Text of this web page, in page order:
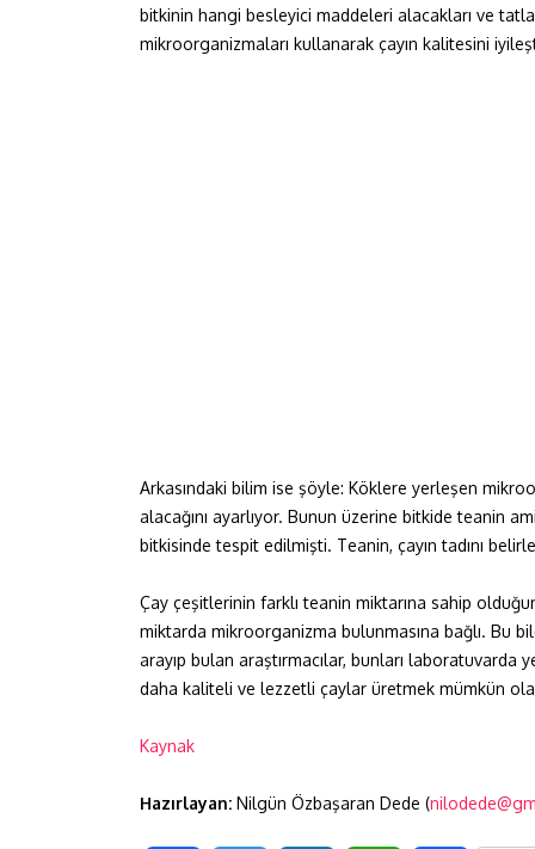
bitkinin hangi besleyici maddeleri alacakları ve
mikroorganizmaları kullanarak çayın kalitesini
Arkasındaki bilim ise şöyle: Köklere yerleşen
alacağını ayarlıyor. Bunun üzerine bitkide teanin
bitkisinde tespit edilmişti. Teanin, çayın tadını
Çay çeşitlerinin farklı teanin miktarına sahip
miktarda mikroorganizma bulunmasına bağlı. Bu
arayıp bulan araştırmacılar, bunları
daha kaliteli ve lezzetli çaylar üretmek mümkün
Kaynak
Hazırlayan: Nilgün Özbaşaran Dede (